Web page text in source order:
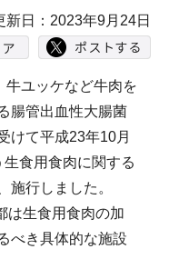
新日：2023年9月24日
牛ユッケなど牛肉を
腸管出血性大腸菌
けて平成23年10月
食用食肉に関する
施行しました。
は生食用食肉の加
べき具体的な施設